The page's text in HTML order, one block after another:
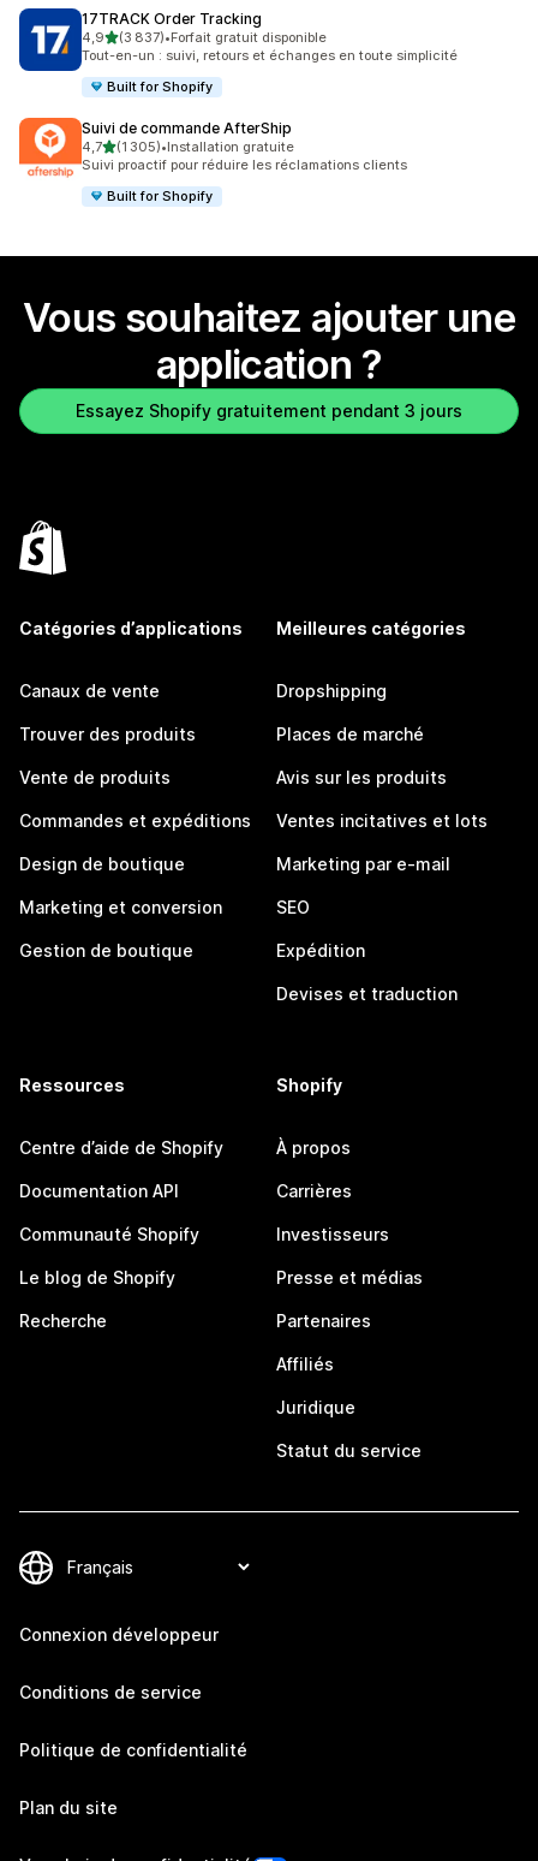
17TRACK Order Tracking
4,9étoile(s) sur 5
(3 837)
3837 avis au total
•Forfait gratuit disponible
Tout-en-un : suivi, retours et échanges en toute simplicité
Built for Shopify
Suivi de commande AfterShip
4,7étoile(s) sur 5
(1 305)
1305 avis au total
•Installation gratuite
Suivi proactif pour réduire les réclamations clients
Built for Shopify
Vous souhaitez ajouter une
application ?
Essayez Shopify gratuitement pendant 3 jours
Catégories d’applications
Canaux de vente
Trouver des produits
Vente de produits
Commandes et expéditions
Design de boutique
Marketing et conversion
Gestion de boutique
Meilleures catégories
Dropshipping
Places de marché
Avis sur les produits
Ventes incitatives et lots
Marketing par e-mail
SEO
Expédition
Devises et traduction
Ressources
Centre d’aide de Shopify
Documentation API
Communauté Shopify
Le blog de Shopify
Recherche
Shopify
À propos
Carrières
Investisseurs
Presse et médias
Partenaires
Affiliés
Juridique
Statut du service
Connexion développeur
Conditions de service
Politique de confidentialité
Plan du site